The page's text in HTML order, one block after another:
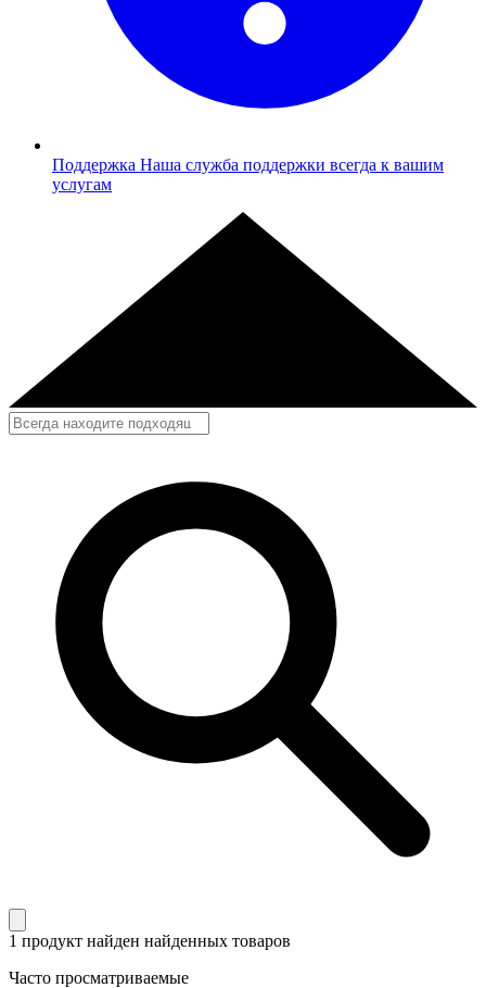
Поддержка Наша служба поддержки всегда к вашим
услугам
1 продукт найден найденных товаров
Часто просматриваемые